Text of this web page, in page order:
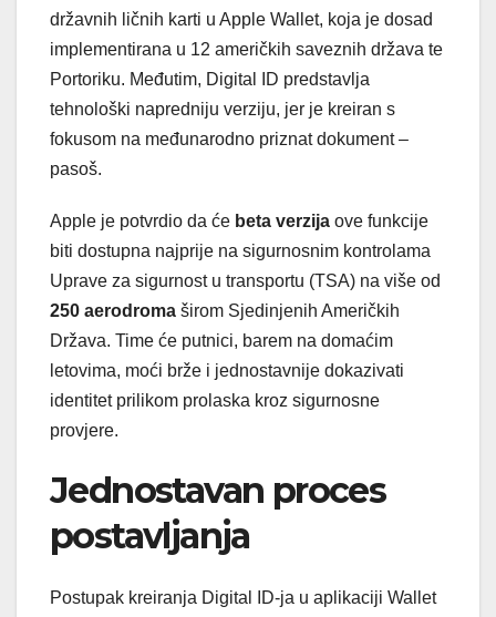
državnih ličnih karti u Apple Wallet, koja je dosad
implementirana u 12 američkih saveznih država te
Portoriku. Međutim, Digital ID predstavlja
tehnološki napredniju verziju, jer je kreiran s
fokusom na međunarodno priznat dokument –
pasoš.
Apple je potvrdio da će beta verzija ove funkcije
biti dostupna najprije na sigurnosnim kontrolama
Uprave za sigurnost u transportu (TSA) na više od
250 aerodroma širom Sjedinjenih Američkih
Država. Time će putnici, barem na domaćim
letovima, moći brže i jednostavnije dokazivati
identitet prilikom prolaska kroz sigurnosne
provjere.
Jednostavan proces
postavljanja
Postupak kreiranja Digital ID-ja u aplikaciji Wallet